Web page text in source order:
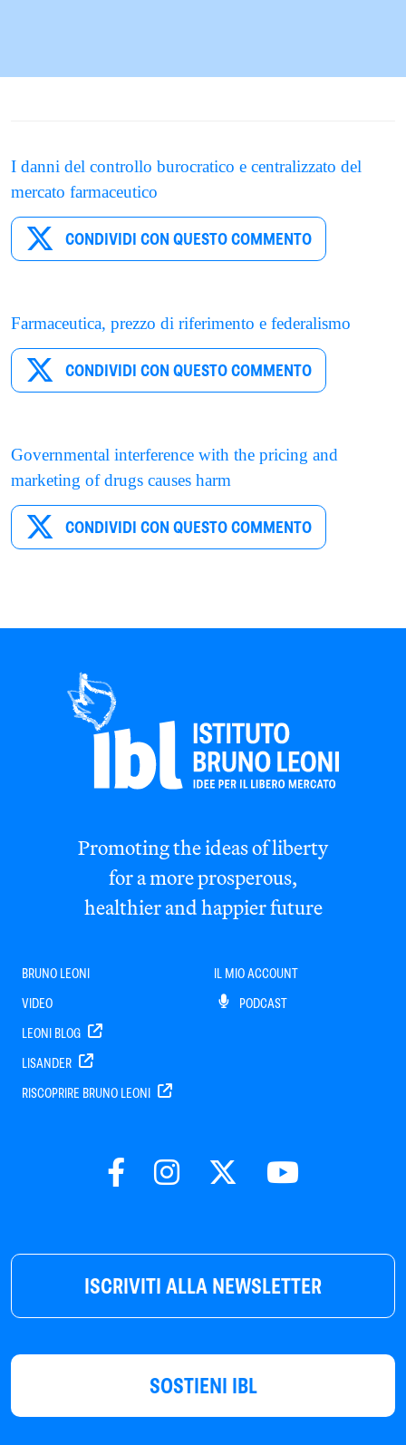
I danni del controllo burocratico e centralizzato del
mercato farmaceutico
CONDIVIDI CON QUESTO COMMENTO
Farmaceutica, prezzo di riferimento e federalismo
CONDIVIDI CON QUESTO COMMENTO
Governmental interference with the pricing and
marketing of drugs causes harm
CONDIVIDI CON QUESTO COMMENTO
ISCRIVITI ALLA NEWSLETTER
SOSTIENI IBL
Promoting the ideas of liberty
for a more prosperous,
healthier and happier future
BRUNO LEONI
VIDEO
LEONI BLOG
LISANDER
RISCOPRIRE BRUNO LEONI
IL MIO ACCOUNT
PODCAST